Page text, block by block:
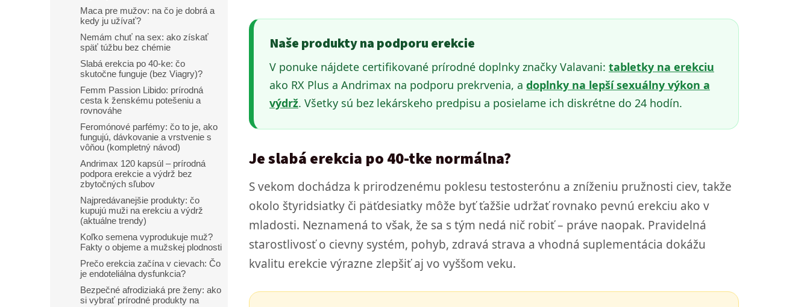
Maca pre mužov: na čo je dobrá a
kedy ju užívať?
Nemám chuť na sex: ako získať
späť túžbu bez chémie
Slabá erekcia po 40-ke: čo
skutočne funguje (bez Viagry)?
Femm Passion Libido: prírodná
cesta k ženskému potešeniu a
rovnováhe
Feromónové parfémy: čo to je, ako
fungujú, dávkovanie a vrstvenie s
vôňou (kompletný návod)
Andrimax 120 kapsúl – prírodná
podpora erekcie a výdrž bez
zbytočných sľubov
Najpredávanejšie produkty: čo
kupujú muži na erekciu a výdrž
(aktuálne trendy)
Koľko semena vyprodukuje muž?
Fakty o objeme a mužskej plodnosti
Prečo erekcia začína v cievach: Čo
je endoteliálna dysfunkcia?
Bezpečné afrodiziaká pre ženy: ako
si vybrať prírodné produkty na
Naše produkty na podporu erekcie
V ponuke nájdete certifikované prírodné doplnky značky Valavani: tabletky na erekciu
ako RX Plus a Andrimax na podporu prekrvenia, a doplnky na lepší sexuálny výkon a
výdrž. Všetky sú bez lekárskeho predpisu a posielame ich diskrétne do 24 hodín.
Je slabá erekcia po 40-tke normálna?
S vekom dochádza k prirodzenému poklesu testosterónu a zníženiu pružnosti ciev, takže
okolo štyridsiatky či päťdesiatky môže byť ťažšie udržať rovnako pevnú erekciu ako v
mladosti. Neznamená to však, že sa s tým nedá nič robiť – práve naopak. Pravidelná
starostlivosť o cievny systém, pohyb, zdravá strava a vhodná suplementácia dokážu
kvalitu erekcie výrazne zlepšiť aj vo vyššom veku.